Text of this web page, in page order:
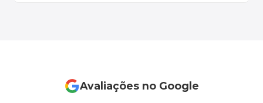
Avaliações no Google